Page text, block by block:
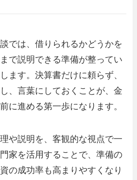
では、借りられるかどうかを
で説明できる準備が整ってい
ます。決算書だけに頼らず、
、言葉にしておくことが、金
に進める第一歩になります。
や説明を、客観的な視点で一
家を活用することで、準備の
の成功率も高まりやすくなり